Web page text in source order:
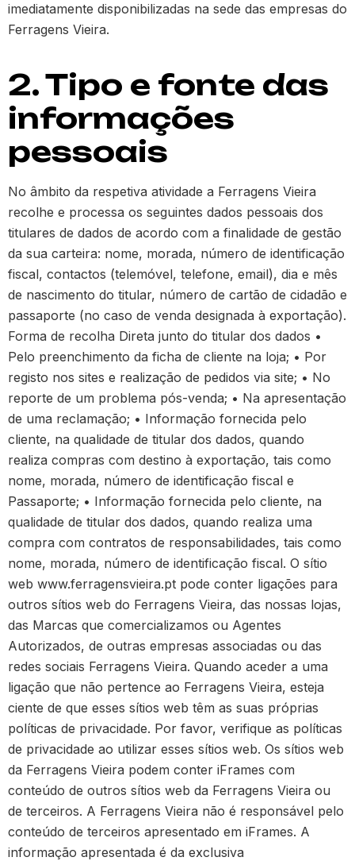
imediatamente disponibilizadas na sede das empresas do
Ferragens Vieira.
2. Tipo e fonte das
informações
pessoais
No âmbito da respetiva atividade a Ferragens Vieira
recolhe e processa os seguintes dados pessoais dos
titulares de dados de acordo com a finalidade de gestão
da sua carteira: nome, morada, número de identificação
fiscal, contactos (telemóvel, telefone, email), dia e mês
de nascimento do titular, número de cartão de cidadão e
passaporte (no caso de venda designada à exportação).
Forma de recolha Direta junto do titular dos dados •
Pelo preenchimento da ficha de cliente na loja; • Por
registo nos sites e realização de pedidos via site; • No
reporte de um problema pós-venda; • Na apresentação
de uma reclamação; • Informação fornecida pelo
cliente, na qualidade de titular dos dados, quando
realiza compras com destino à exportação, tais como
nome, morada, número de identificação fiscal e
Passaporte; • Informação fornecida pelo cliente, na
qualidade de titular dos dados, quando realiza uma
compra com contratos de responsabilidades, tais como
nome, morada, número de identificação fiscal. O sítio
web www.ferragensvieira.pt pode conter ligações para
outros sítios web do Ferragens Vieira, das nossas lojas,
das Marcas que comercializamos ou Agentes
Autorizados, de outras empresas associadas ou das
redes sociais Ferragens Vieira. Quando aceder a uma
ligação que não pertence ao Ferragens Vieira, esteja
ciente de que esses sítios web têm as suas próprias
políticas de privacidade. Por favor, verifique as políticas
de privacidade ao utilizar esses sítios web. Os sítios web
da Ferragens Vieira podem conter iFrames com
conteúdo de outros sítios web da Ferragens Vieira ou
de terceiros. A Ferragens Vieira não é responsável pelo
conteúdo de terceiros apresentado em iFrames. A
informação apresentada é da exclusiva